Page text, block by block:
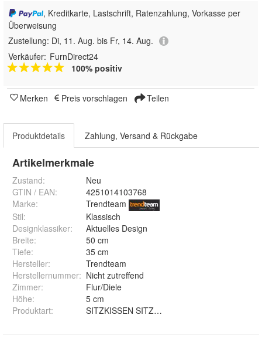
, Kreditkarte, Lastschrift, Ratenzahlung, Vorkasse per
Überweisung
Zustellung: Di, 11. Aug. bis Fr, 14. Aug.
Verkäufer: FurnDirect24
100% positiv
Merken Preis vorschlagen Teilen
Produktdetails Zahlung, Versand & Rückgabe
Artikelmerkmale
Zustand:
Neu
GTIN / EAN:
4251014103768
Marke:
Trendteam
Stil:
Klassisch
Designklassiker:
Aktuelles Design
Breite:
50 cm
Tiefe:
35 cm
Hersteller:
Trendteam
Herstellernummer: Nicht zutreffend
Zimmer:
Flur/Diele
Höhe:
5 cm
Produktart: SITZKISSEN SITZAUFLAGE